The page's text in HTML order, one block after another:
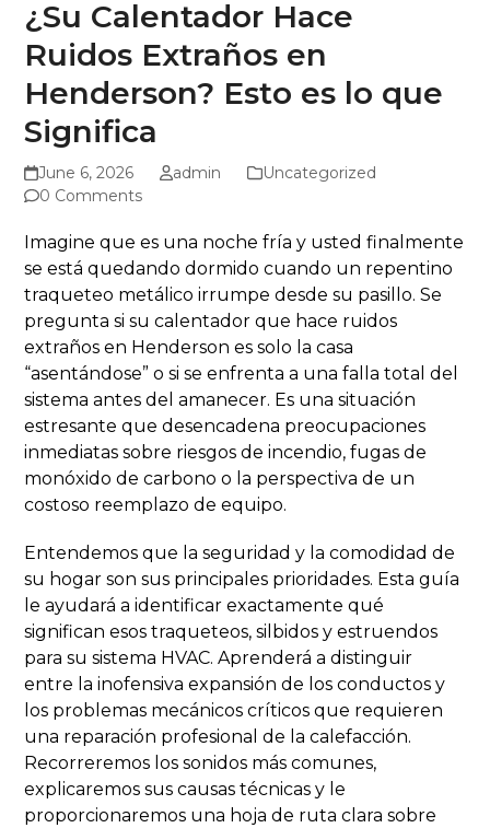
¿Su Calentador Hace
Ruidos Extraños en
Henderson? Esto es lo que
Significa
June 6, 2026 admin
Uncategorized
0 Comments
Imagine que es una noche fría y usted finalmente
se está quedando dormido cuando un repentino
traqueteo metálico irrumpe desde su pasillo. Se
pregunta si su calentador que hace ruidos
extraños en Henderson es solo la casa
“asentándose” o si se enfrenta a una falla total del
sistema antes del amanecer. Es una situación
estresante que desencadena preocupaciones
inmediatas sobre riesgos de incendio, fugas de
monóxido de carbono o la perspectiva de un
costoso reemplazo de equipo.
Entendemos que la seguridad y la comodidad de
su hogar son sus principales prioridades. Esta guía
le ayudará a identificar exactamente qué
significan esos traqueteos, silbidos y estruendos
para su sistema HVAC. Aprenderá a distinguir
entre la inofensiva expansión de los conductos y
los problemas mecánicos críticos que requieren
una reparación profesional de la calefacción.
Recorreremos los sonidos más comunes,
explicaremos sus causas técnicas y le
proporcionaremos una hoja de ruta clara sobre